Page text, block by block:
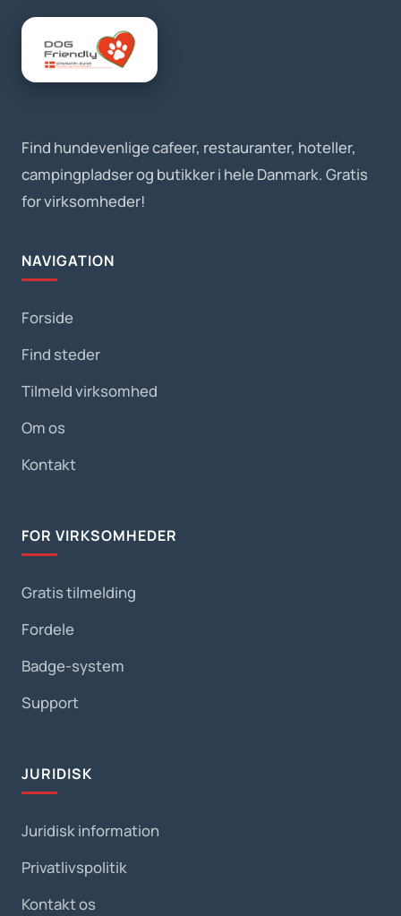
Find hundevenlige cafeer, restauranter, hoteller,
campingpladser og butikker i hele Danmark. Gratis
for virksomheder!
NAVIGATION
Forside
Find steder
Tilmeld virksomhed
Om os
Kontakt
FOR VIRKSOMHEDER
Gratis tilmelding
Fordele
Badge-system
Support
JURIDISK
Juridisk information
Privatlivspolitik
Kontakt os